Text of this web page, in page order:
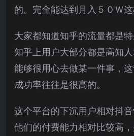
的。完全能达到月入５０Ｗ这
大家都知道知乎的流量都是
知乎上用户大部分都是高知
能够很用心去做某一件事，
成功率往往是很高的。
这个平台的下沉用户相对抖
他们的付费能力相对比较高